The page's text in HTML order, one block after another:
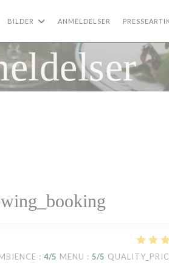
BILDER ANMELDELSER
: 4/5 MENU : 5/5